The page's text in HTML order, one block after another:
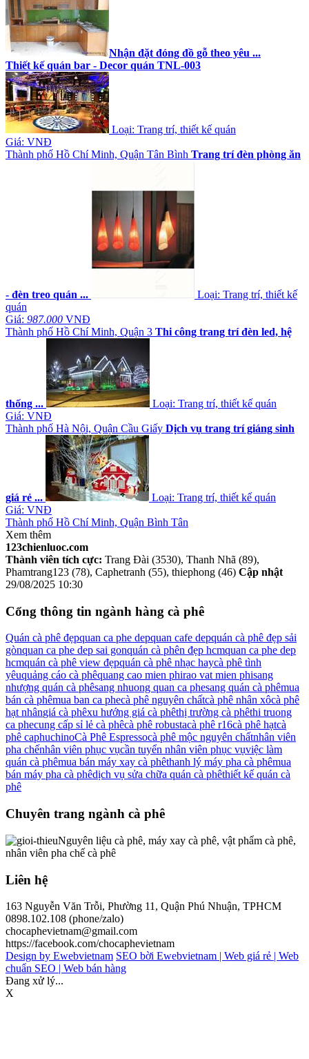
Nhận đặt đóng đồ gỗ theo yêu ...
Thiết kế quán bar - Decor quán TNL-003
Loại: Trang trí, thiết kế quán
Giá: VNĐ
Thành phố Hồ Chí Minh, Quận Tân Bình Trang trí đèn phòng ăn
- đèn treo quán ...
Loại: Trang trí, thiết kế
quán
Giá: 987.000 VNĐ
Thành phố Hồ Chí Minh, Quận 3 Thi công trang trí đèn led, hệ
thống ...
Loại: Trang trí, thiết kế quán
Giá: VNĐ
Thành phố Hà Nội, Quận Cầu Giấy Dịch vụ trang trí giáng sinh
giá rẻ ...
Loại: Trang trí, thiết kế quán
Giá: VNĐ
Thành phố Hồ Chí Minh, Quận Bình Tân
Xem thêm
123chienluoc.com
Thành viên tích cực: Trang Đài (3530), Thanh Nhã (89),
Phamtrang123 (78), Caphetranh (55), thiephong (46) Cập nhật
29/08/2025 10:30
Cổng thông tin ngành hàng cà phê
Quán cà phê đẹpquan ca phe depquan cafe depquán cà phê đẹp sải
gònquan ca phe dep sai gonquán cà phên đẹp hcmquan ca phe dep
hcmquán cà phê view đẹpquán cà phê nhạc haycà phê tình
yêuquảng cáo cà phêquang cao mien phirao vat mien phisang
nhượng quán cà phêsang nhuong quan ca phesang quán cà phêmua
bán cà phêmua ban ca phecà phê nguyên chấtcà phê nhân xôcà phê
hạt nhângiá cà phêxu hướng giá cà phêthị trường cà phêthi truong
ca phecung cấp sỉ lẻ cà phêcà phê robustacà phê r16cà phê hạtcà
phê caphuchinoCà Phê Espressocà phê mộc nguyên chấtnhân viên
pha chếnhân viên phục vụcần tuyển nhân viên phục vụviệc làm
quán cà phêmua bán máy xay cà phêthanh lý máy pha cà phêmua
bán máy pha cà phêdịch vụ sửa chữa quán cà phêthiết kế quán cà
phê
Chuyên trang ngành cà phê
Nguyên liệu cà phê, máy xay cà phê, vật phẩm cà phê,
nhân viên pha chế cà phê
Liên hệ
163 Nguyễn Văn Trỗi, Phường 11, Quận Phú Nhuận, TPHCM
0898.102.108 (phone/zalo)
chocaphevietnam@gmail.com
https://facebook.com/chocaphevietnam
Design by Ewebvietnam SEO bời Ewebvietnam | Web giá rẻ | Web
chuẩn SEO | Web bán hàng
Đang xử lý...
X